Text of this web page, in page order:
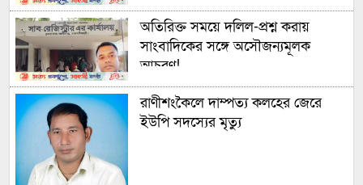
অতিরিক্ত সময়ে দলিল-প্রশ্ন করায়
সাংবাদিকের সঙ্গে অসৌজন্যমূলক
আচরণ!
রাণীশংকৈলে দাম্পত্য কলহের জেরে
ইউপি সদস্যের মৃত্যু